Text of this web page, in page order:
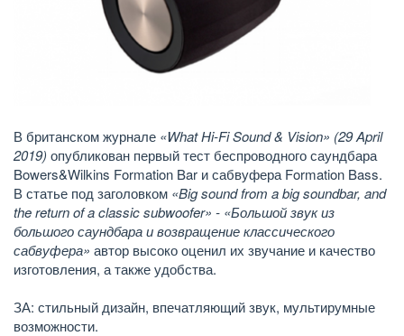
В британском журнале «What Hi-Fi Sound & Vision» (29 April
2019) опубликован первый тест беспроводного саундбара
Bowers&Wilkins Formation Bar и сабвуфера Formation Bass.
В статье под заголовком «Big sound from a big soundbar, and
the return of a classic subwoofer» - «Большой звук из
большого саундбара и возвращение классического
сабвуфера» автор высоко оценил их звучание и качество
изготовления, а также удобства.
ЗА: стильный дизайн, впечатляющий звук, мультирумные
возможности.